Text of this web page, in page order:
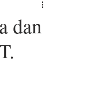
Entrance Door
Doors
dan